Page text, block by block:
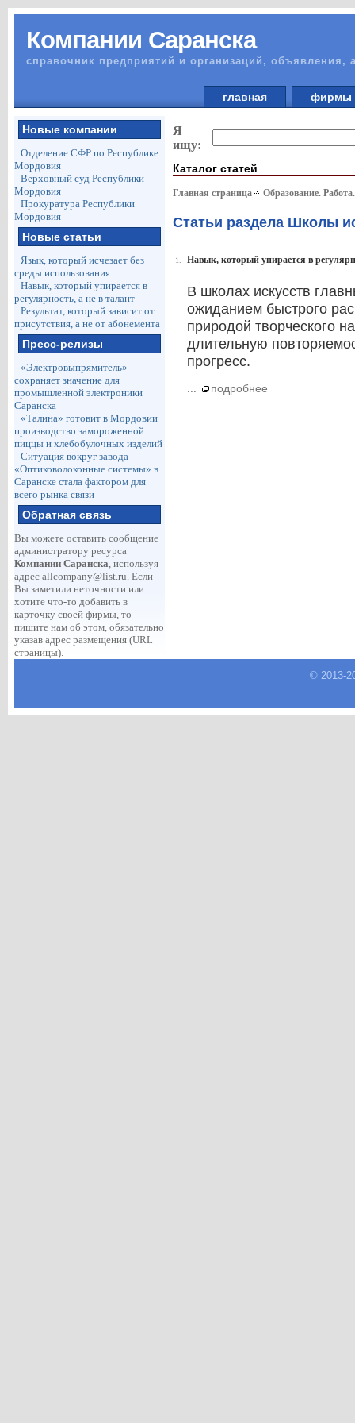
Компании Саранска
справочник предприятий и организаций, объявления,
главная
Новые компании
Отделение СФР по Республике
Мордовия
Верховный суд Республики
Мордовия
Прокуратура Республики
Мордовия
Новые статьи
Язык, который исчезает без
среды использования
Навык, который упирается в
регулярность, а не в талант
Результат, который зависит от
присутствия, а не от абонемента
Пресс-релизы
«Электровыпрямитель»
сохраняет значение для
промышленной электроники
Саранска
«Талина» готовит в Мордовии
производство замороженной
пиццы и хлебобулочных изделий
Ситуация вокруг завода
«Оптиковолоконные системы» в
Саранске стала фактором для
всего рынка связи
Обратная связь
Вы можете оставить сообщение
администратору ресурса
Компании Саранска, используя
адрес allcompany@list.ru. Если
Вы заметили неточности или
хотите что-то добавить в
карточку своей фирмы, то
пишите нам об этом, обязательно
указав адрес размещения (URL
страницы).
Я
ищу:
Каталог статей
Главная страница Образование.
Статьи раздела Школы
1. Навык, который упирается в
В школах искусств
ожиданием быстрого
природой творческого
длительную
прогресс.
... подробнее
© 2013-